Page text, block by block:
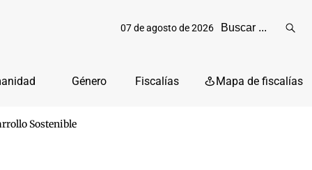
07 de agosto de 2026
Género Fiscalías Mapa de fiscalías
Sostenible